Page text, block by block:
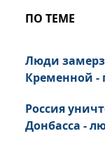
ПО ТЕМЕ
Люди
Кременной -
Россия
Донбасса -